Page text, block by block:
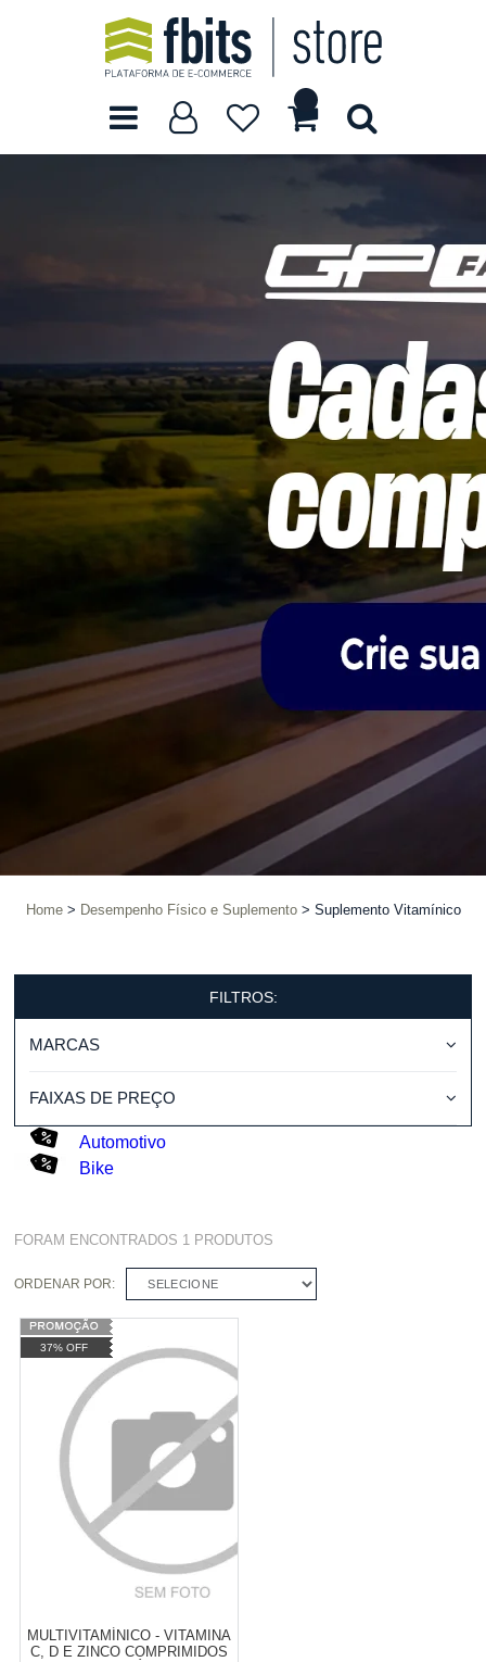
Home Desempenho Físico e Suplemento Suplemento Vitamínico
FILTROS:
MARCAS
FAIXAS DE PREÇO
Automotivo
Bike
FORAM ENCONTRADOS 1 PRODUTOS
ORDENAR POR: SELECIONE
37% OFF
MULTIVITAMÍNICO - VITAMINA
C, D E ZINCO COMPRIMIDOS